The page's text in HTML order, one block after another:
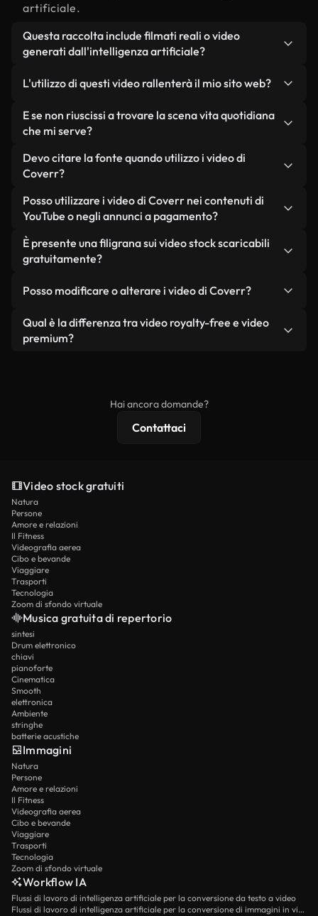
artificiale.
Questa raccolta include filmati reali o video
generati dall'intelligenza artificiale?
da filmati reali, girati da persone, relativi a vita
quotidiana, e da video generati dall'intelligenza
artificiale. Ogni video è chiaramente etichettato,
L'utilizzo di questi video rallenterà il mio sito web?
Non se scegli le nostre versioni ottimizzate.
Offriamo formati leggeri e pronti per il web,
mantengono alta la qualità, riducono al minimo i
tempi di caricamento e migliorano parametri
come LCP.
E se non riuscissi a trovare la scena vita quotidiana
che mi serve?
Puoi crearne uno all'istante utilizzando Coverr AI
Studio. Ti basta descrivere la scena, ad esempio
in pochi secondi un video personalizzato in
conformità con i nostri standard di licenza.
Devo citare la fonte quando utilizzo i video di
Coverr?
Non è richiesto alcun riconoscimento dell'autore.
Tutti i video presenti nella nostra libreria sono
senza citare il creatore, sebbene sia sempre
gradito.
Posso utilizzare i video di Coverr nei contenuti di
YouTube o negli annunci a pagamento?
Sì. Tutti i filmati di Coverr possono essere utilizzati
in video monetizzati su YouTube, promozioni sui
condizione che non si rivendano o ridistribuiscano
È presente una filigrana sui video stock scaricabili
gratuitamente?
reali o generati dall'intelligenza artificiale, include
filigrane. Avrai a disposizione filmati puliti e pronti
all'uso.
Posso modificare o alterare i video di Coverr?
Sì. Siete liberi di tagliare, ritagliare o remixare i
nostri video. Assicuratevi solo che il prodotto
Qual è la differenza tra video royalty-free e video
premium?
Hai ancora domande?
Contattaci
Video stock gratuiti
Natura
Persone
Amore e relazioni
Il Fitness
Videografia aerea
Cibo e bevande
Viaggiare
Trasporti
Tecnologia
Zoom di sfondo virtuale
Musica gratuita di repertorio
sintesi
Drum elettronico
chiavi
pianoforte
Cinematica
Smooth
elettronica
Ambiente
stringhe
batterie acustiche
Immagini
Natura
Persone
Amore e relazioni
Il Fitness
Videografia aerea
Cibo e bevande
Viaggiare
Trasporti
Tecnologia
Zoom di sfondo virtuale
Workflow IA
Flussi di lavoro di intelligenza artificiale per la conversione da testo a video
Flussi di lavoro di intelligenza artificiale per la conversione di immagini in video